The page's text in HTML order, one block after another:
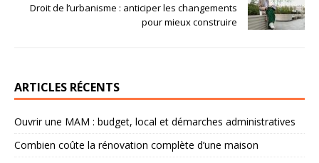
Droit de l’urbanisme : anticiper les changements
pour mieux construire
ARTICLES RÉCENTS
Ouvrir une MAM : budget, local et démarches administratives
Combien coûte la rénovation complète d’une maison